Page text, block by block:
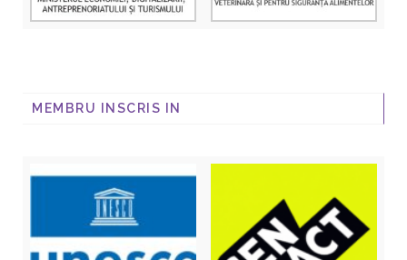
MEMBRU INSCRIS IN